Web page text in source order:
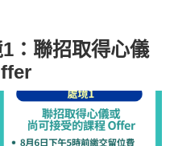
：聯招取得心儀